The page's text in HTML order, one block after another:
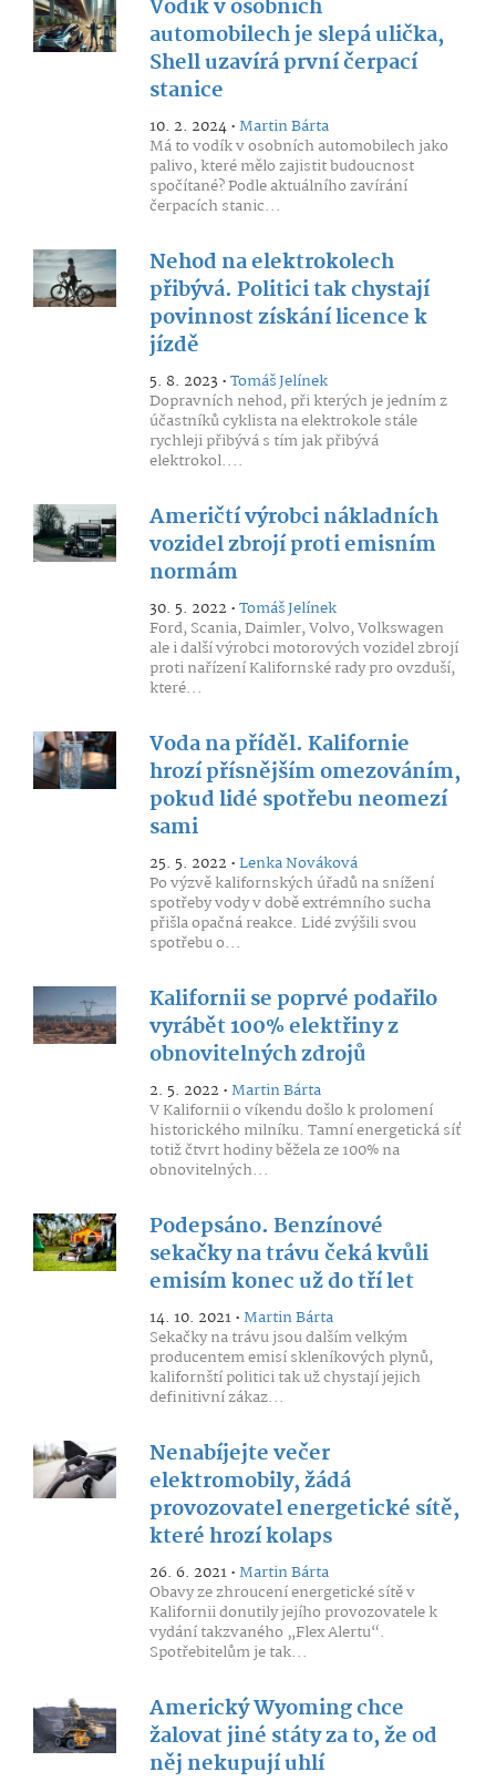
Vodík v osobních
automobilech je slepá ulička,
Shell uzavírá první čerpací
stanice
10. 2. 2024 •Martin Bárta
Má to vodík v osobních automobilech jako
palivo, které mělo zajistit budoucnost
spočítané? Podle aktuálního zavírání
čerpacích stanic...
Nehod na elektrokolech
přibývá. Politici tak chystají
povinnost získání licence k
jízdě
5. 8. 2023 •Tomáš Jelínek
Dopravních nehod, při kterých je jedním z
účastníků cyklista na elektrokole stále
rychleji přibývá s tím jak přibývá
elektrokol....
Američtí výrobci nákladních
vozidel zbrojí proti emisním
normám
30. 5. 2022 •Tomáš Jelínek
Ford, Scania, Daimler, Volvo, Volkswagen
ale i další výrobci motorových vozidel zbrojí
proti nařízení Kalifornské rady pro ovzduší,
které...
Voda na příděl. Kalifornie
hrozí přísnějším omezováním,
pokud lidé spotřebu neomezí
sami
25. 5. 2022 •Lenka Nováková
Po výzvě kalifornských úřadů na snížení
spotřeby vody v době extrémního sucha
přišla opačná reakce. Lidé zvýšili svou
spotřebu o...
Kalifornii se poprvé podařilo
vyrábět 100% elektřiny z
obnovitelných zdrojů
2. 5. 2022 •Martin Bárta
V Kalifornii o víkendu došlo k prolomení
historického milníku. Tamní energetická síť
totiž čtvrt hodiny běžela ze 100% na
obnovitelných...
Podepsáno. Benzínové
sekačky na trávu čeká kvůli
emisím konec už do tří let
14. 10. 2021 •Martin Bárta
Sekačky na trávu jsou dalším velkým
producentem emisí skleníkových plynů,
kalifornští politici tak už chystají jejich
definitivní zákaz...
Nenabíjejte večer
elektromobily, žádá
provozovatel energetické sítě,
které hrozí kolaps
26. 6. 2021 •Martin Bárta
Obavy ze zhroucení energetické sítě v
Kalifornii donutily jejího provozovatele k
vydání takzvaného „Flex Alertu“.
Spotřebitelům je tak...
Americký Wyoming chce
žalovat jiné státy za to, že od
něj nekupují uhlí